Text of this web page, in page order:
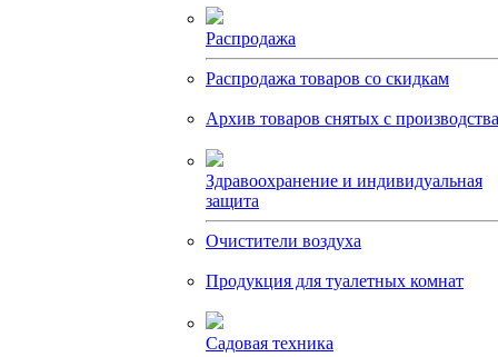
Распродажа
Распродажа товаров со скидкам
Архив товаров снятых с производства
Здравоохранение и индивидуальная
защита
Очистители воздуха
Продукция для туалетных комнат
Садовая техника